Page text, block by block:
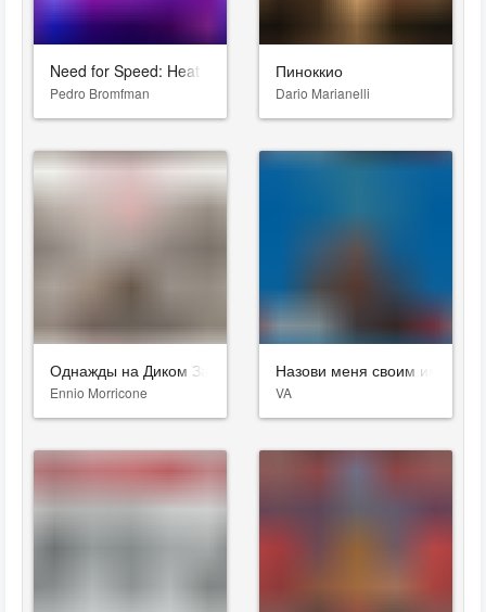
Need for Speed: Heat
Pedro Bromfman
Пиноккио
Dario Marianelli
Однажды на Диком Западе
Ennio Morricone
Назови меня своим именем
VA